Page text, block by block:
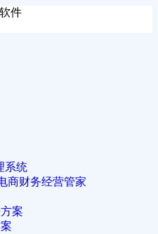
系统
商财务经营管家
案